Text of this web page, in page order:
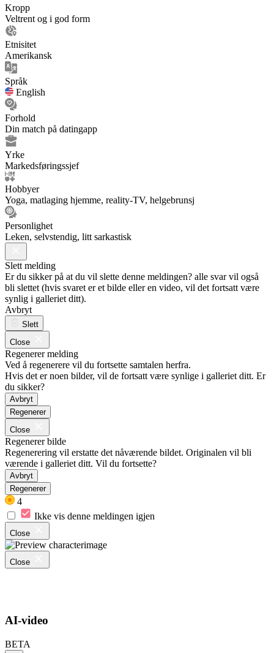
Kropp
Veltrent og i god form
Etnisitet
Amerikansk
Språk
English
Forhold
Din match på datingapp
Yrke
Markedsføringssjef
Hobbyer
Yoga, matlaging hjemme, reality-TV, helgebrunsj
Personlighet
Leken, selvstendig, litt sarkastisk
Slett melding
Er du sikker på at du vil slette denne meldingen? alle svar vil også
bli slettet (hvis svaret er et bilde eller en video, vil det fortsatt være
synlig i galleriet ditt).
Avbryt
Slett
Close
Regenerer melding
Ved å regenerere vil du fortsette samtalen herfra.
Hvis det er noen bilder, vil de fortsatt være synlige i galleriet ditt. Er
du sikker?
Avbryt
Regenerer
Close
Regenerer bilde
Regenerering vil erstatte det nåværende bildet. Originalen vil bli
værende i galleriet ditt. Vil du fortsette?
Avbryt
Regenerer
4
Ikke vis denne meldingen igjen
Close
Close
AI-video
BETA